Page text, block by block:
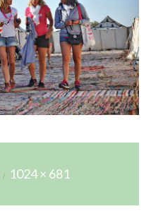
réelle
1024 × 681